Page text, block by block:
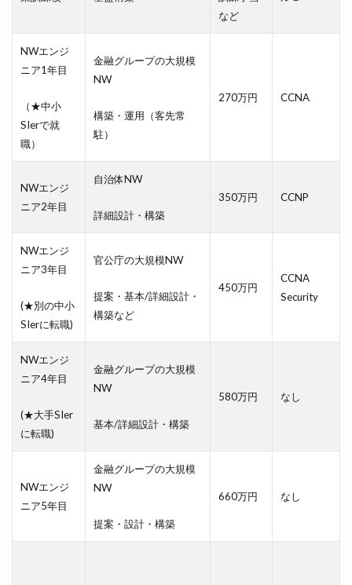
など
NWエンジ
ニア1年目
（★中小
SIerで就
職）
金融グループの大規模
NW
構築・運用（客先常
駐）
270万円 CCNA
NWエンジ
ニア2年目
自治体NW
詳細設計・構築
350万円 CCNP
NWエンジ
ニア3年目
(★別の中小
SIerに転職)
官公庁の大規模NW
提案・基本/詳細設計・
構築など
450万円
CCNA
Security
NWエンジ
ニア4年目
(★大手SIer
に転職)
金融グループの大規模
NW
基本/詳細設計・構築
580万円 なし
NWエンジ
ニア5年目
金融グループの大規模
NW
提案・設計・構築
660万円 なし